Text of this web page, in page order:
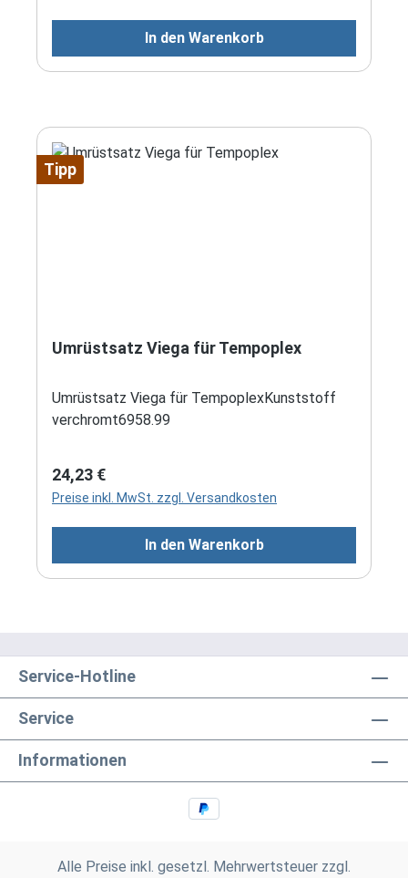
In den Warenkorb
Tipp
Umrüstsatz Viega für Tempoplex
Umrüstsatz Viega für TempoplexKunststoff
verchromt6958.99
Regulärer Preis:
24,23 €
Preise inkl. MwSt. zzgl. Versandkosten
In den Warenkorb
Service-Hotline
Service
Informationen
Alle Preise inkl. gesetzl. Mehrwertsteuer zzgl.